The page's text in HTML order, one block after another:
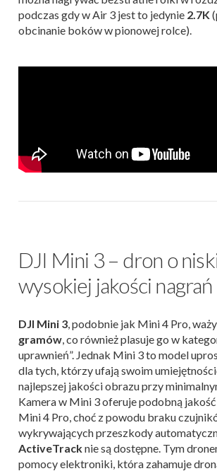
podczas gdy w Air 3 jest to jedynie 2.7K
obcinanie boków w pionowej rolce).
DJI Mini 3 – dron o
wysokiej jakości nagrań
DJI Mini 3 , podobnie jak Mini 4 Pro,
gramów , co również plasuje go w
uprawnień”. Jednak Mini 3 to model
dla tych, którzy ufają swoim
najlepszej jakości obrazu przy
Kamera w Mini 3 oferuje podobną
Mini 4 Pro, choć z powodu braku
wykrywających przeszkody
ActiveTracknie są dostępne. Tym
pomocy elektroniki, która zahamuje